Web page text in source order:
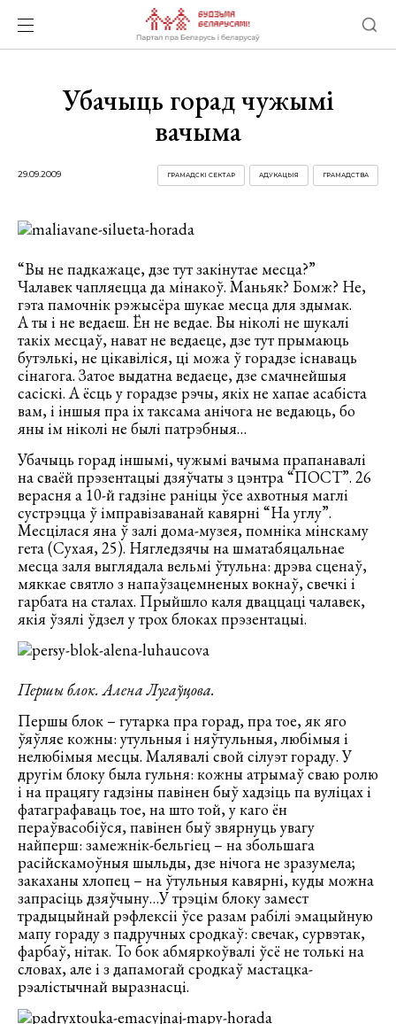
Убачыць горад чужымі
вачыма
29.09.2009 ГРАМАДСТВА
АДУКАЦЫЯ
ГРАМАДСКІ СЕКТАР
“Вы не падкажаце, дзе тут закінутае месца?”
Чалавек чапляецца да мінакоў. Маньяк? Бомж? Не,
гэта памочнік рэжысёра шукае месца для здымак.
А ты і не ведаеш. Ён не ведае. Вы ніколі не шукалі
такіх месцаў, нават не ведаеце, дзе тут прымаюць
бутэлькі, не цікавіліся, ці можа ў горадзе існаваць
сінагога. Затое выдатна ведаеце, дзе смачнейшыя
сасіскі. А ёсць у горадзе рэчы, якіх не хапае асабіста
вам, і іншыя пра іх таксама анічога не ведаюць, бо
яны ім ніколі не былі патрэбныя…
Убачыць горад іншымі, чужымі вачыма прапанавалі
на сваёй прэзентацыі дзяўчаты з цэнтра “ПОСТ”. 26
верасня а 10-й гадзіне раніцы ўсе ахвотныя маглі
сустрэцца ў імправізаванай кавярні “На углу”.
Месцілася яна ў залі дома-музея, помніка мінскаму
гета (Сухая, 25). Нягледзячы на шматабяцальнае
месца заля выглядала вельмі ўтульна: дрэва сценаў,
мяккае святло з напаўзацемненых вокнаў, свечкі і
гарбата на сталах. Прыйшло каля дваццаці чалавек,
якія ўзялі ўдзел у трох блоках прэзентацыі.
Першы блок. Алена Лугаўцова.
Першы блок – гутарка пра горад, пра тое, як яго
ўяўляе кожны: утульныя і няўтульныя, любімыя і
нелюбімыя месцы. Малявалі свой сілуэт гораду. У
другім блоку была гульня: кожны атрымаў сваю ролю
і на працягу гадзіны павінен быў хадзіць па вуліцах і
фатаграфаваць тое, на што той, у каго ён
пераўвасобіўся, павінен быў звярнуць увагу
найперш: замежнік-бельгіец – на збольшага
расійскамоўныя шыльды, дзе нічога не зразумела;
закаханы хлопец – на ўтульныя кавярні, куды можна
запрасіць дзяўчыну…У трэцім блоку замест
традыцыйнай рэфлексіі ўсе разам рабілі эмацыйную
мапу гораду з падручных сродкаў: свечак, сурвэтак,
фарбаў, нітак. То бок абмяркоўвалі ўсё не толькі на
словах, але і з дапамогай сродкаў мастацка-
рэалістычнай выразнасці.